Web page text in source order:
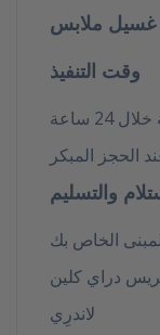
غسيل ملابس
وقت التنفيذ
24 ساعة
الحجز المبكر
والتسليم
الخاص بك
دراي كلين
لاندرِي